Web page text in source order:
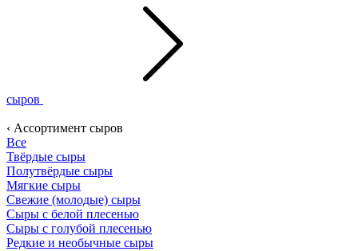
сыров
‹ Ассортимент сыров
Все
Твёрдые сыры
Полутвёрдые сыры
Мягкие сыры
Свежие (молодые) сыры
Сыры с белой плесенью
Сыры с голубой плесенью
Редкие и необычные сыры